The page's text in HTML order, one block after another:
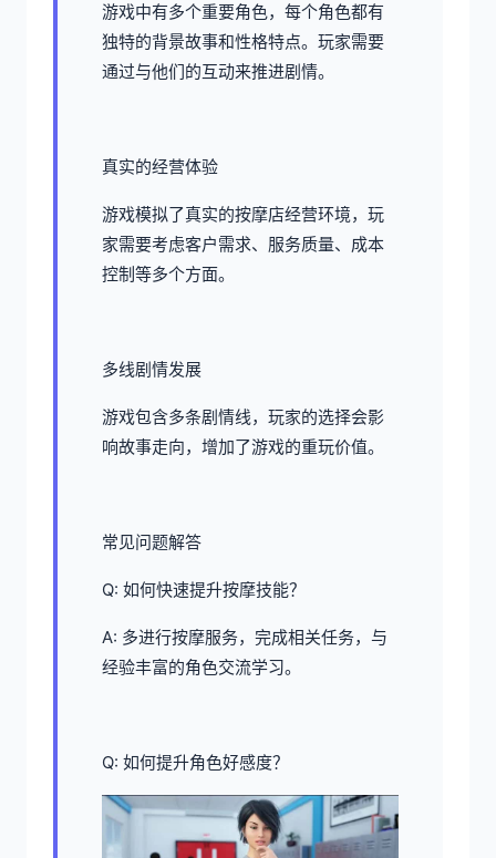
游戏中有多个重要角色，每个角色都有
独特的背景故事和性格特点。玩家需要
通过与他们的互动来推进剧情。
真实的经营体验
游戏模拟了真实的按摩店经营环境，玩
家需要考虑客户需求、服务质量、成本
控制等多个方面。
多线剧情发展
游戏包含多条剧情线，玩家的选择会影
响故事走向，增加了游戏的重玩价值。
常见问题解答
Q: 如何快速提升按摩技能？
A: 多进行按摩服务，完成相关任务，与
经验丰富的角色交流学习。
Q: 如何提升角色好感度？